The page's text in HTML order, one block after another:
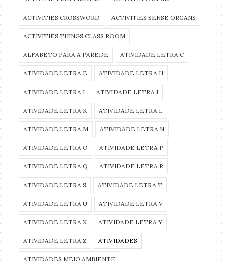
ACTIVITIES CROSSWORD ACTIVITIES SENSE ORGANS
ACTIVITIES THINGS CLASS ROOM
ALFABETO PARA A PAREDE ATIVIDADE LETRA C
ATIVIDADE LETRA E ATIVIDADE LETRA H
ATIVIDADE LETRA I ATIVIDADE LETRA J
ATIVIDADE LETRA K ATIVIDADE LETRA L
ATIVIDADE LETRA M ATIVIDADE LETRA N
ATIVIDADE LETRA O ATIVIDADE LETRA P
ATIVIDADE LETRA Q ATIVIDADE LETRA R
ATIVIDADE LETRA S ATIVIDADE LETRA T
ATIVIDADE LETRA U ATIVIDADE LETRA V
ATIVIDADE LETRA X ATIVIDADE LETRA Y
ATIVIDADE LETRA Z ATIVIDADES
ATIVIDADES MEIO AMBIENTE